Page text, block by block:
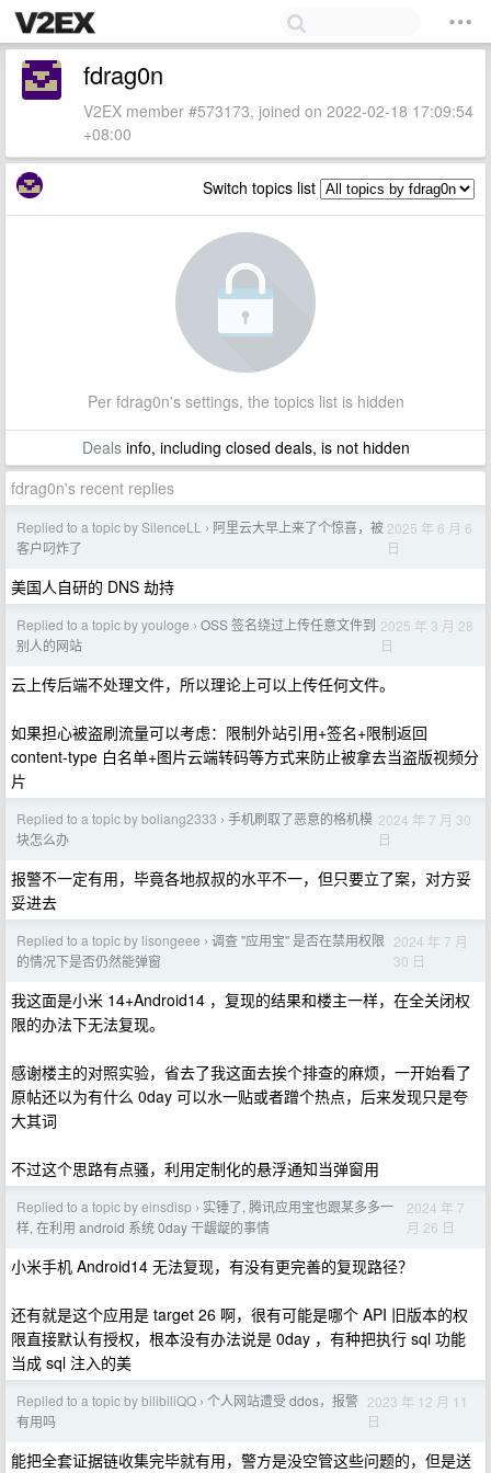
fdrag0n
V2EX member #573173, joined on 2022-02-18 17:09:54
+08:00
Switch topics list
Per fdrag0n's settings, the topics list is hidden
Dealsinfo, including closed deals, is not hidden
fdrag0n's recent replies
Replied to a topic by SilenceLL › 阿里云大早上来了个惊喜，被
客户叼炸了
2025 年 6 月 6
日
美国人自研的 DNS 劫持
Replied to a topic by youloge › OSS 签名绕过上传任意文件到
别人的网站
2025 年 3 月 28
日
云上传后端不处理文件，所以理论上可以上传任何文件。
如果担心被盗刷流量可以考虑：限制外站引用+签名+限制返回
content-type 白名单+图片云端转码等方式来防止被拿去当盗版视频分
片
Replied to a topic by boliang2333 › 手机刷取了恶意的格机模
块怎么办
2024 年 7 月 30
日
报警不一定有用，毕竟各地叔叔的水平不一，但只要立了案，对方妥
妥进去
Replied to a topic by lisongeee › 调查 "应用宝" 是否在禁用权限
的情况下是否仍然能弹窗
2024 年 7 月
30 日
我这面是小米 14+Android14 ，复现的结果和楼主一样，在全关闭权
限的办法下无法复现。
感谢楼主的对照实验，省去了我这面去挨个排查的麻烦，一开始看了
原帖还以为有什么 0day 可以水一贴或者蹭个热点，后来发现只是夸
大其词
不过这个思路有点骚，利用定制化的悬浮通知当弹窗用
Replied to a topic by einsdisp › 实锤了, 腾讯应用宝也跟某多多一
样, 在利用 android 系统 0day 干龌龊的事情
2024 年 7
月 26 日
小米手机 Android14 无法复现，有没有更完善的复现路径？
还有就是这个应用是 target 26 啊，很有可能是哪个 API 旧版本的权
限直接默认有授权，根本没有办法说是 0day ，有种把执行 sql 功能
当成 sql 注入的美
Replied to a topic by bilibiliQQ › 个人网站遭受 ddos，报警
有用吗
2023 年 12 月 11
日
能把全套证据链收集完毕就有用，警方是没空管这些问题的，但是送